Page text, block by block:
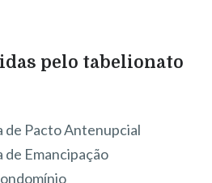
pelo tabelionato
Pacto Antenupcial
Emancipação